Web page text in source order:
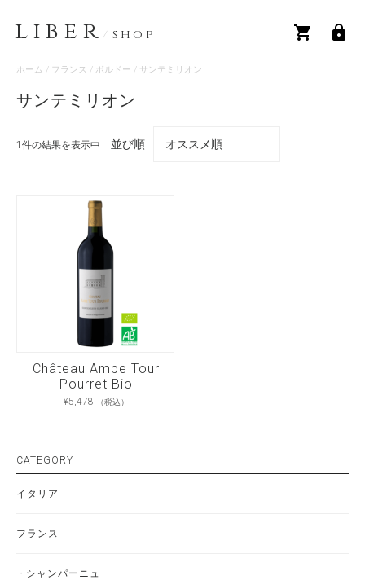
LIBER / SHOP
ホーム / フランス / ボルドー / サンテミリオン
サンテミリオン
1件の結果を表示中 並び順
Château Ambe Tour
Pourret Bio
¥5,478 （税込）
CATEGORY
イタリア
フランス
シャンパーニュ